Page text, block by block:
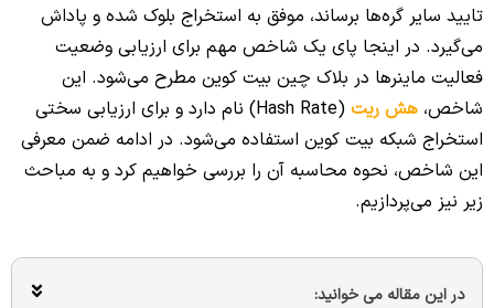
تایید سایر گره‌ها برساند، موفق به استخراج بلوک شده و پاداش
می‌گیرد. در اینجا پای یک شاخص مهم برای ارزیابی وضعیت
فعالیت ماینرها در بلاک‌ چین بیت کوین مطرح می‌شود. این
شاخص، هش ریت
(Hash Rate) نام دارد و برای ارزیابی سختی
استخراج شبکه بیت کوین استفاده می‌شود. در ادامه ضمن معرفی
این شاخص، نحوه محاسبه آن را بررسی خواهیم کرد و به مباحث
زیر نیز می‌پردازیم.
در این مقاله می خوانید: